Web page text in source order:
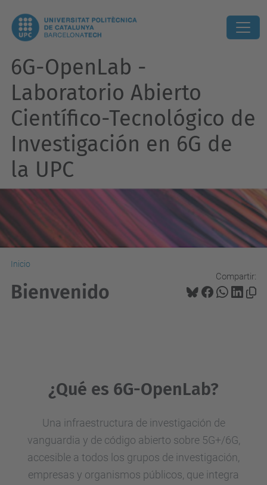
6G-OpenLab -
Laboratorio Abierto
Científico-Tecnológico de
Investigación en 6G de
la UPC
Inicio
Compartir:
Bienvenido
¿Qué es 6G-OpenLab?
Una infraestructura de investigación de
vanguardia y de código abierto sobre 5G+/6G,
accesible a todos los grupos de investigación,
empresas y organismos públicos, que integra